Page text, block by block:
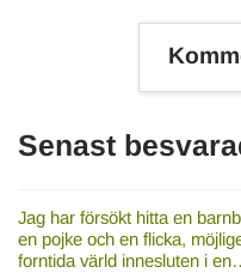
Senast
Jag har försökt hitta en
en pojke och en flicka,
forntida värld innesluten i